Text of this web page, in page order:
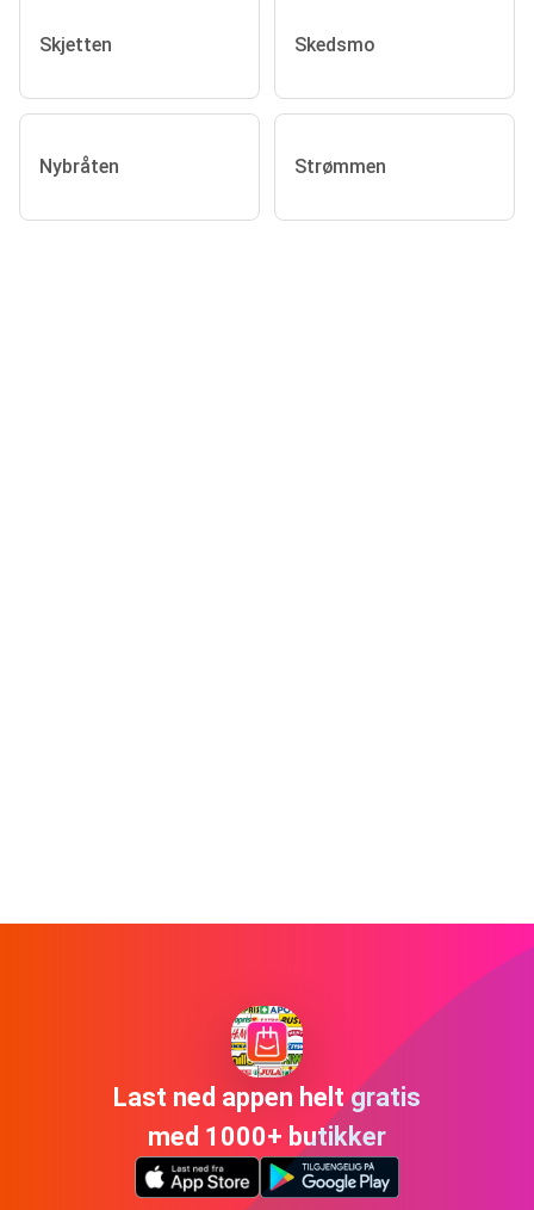
Skjetten Skedsmo
Nybråten Strømmen
Last ned appen helt gratis
med 1000+ butikker